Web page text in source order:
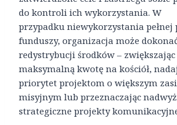
do kontroli ich wykorzystania. W
przypadku niewykorzystania pełnej
funduszy, organizacja może
redystrybucji środków – zwiększając
maksymalną kwotę na kościół,
priorytet projektom o większym
misyjnym lub przeznaczając
strategiczne projekty